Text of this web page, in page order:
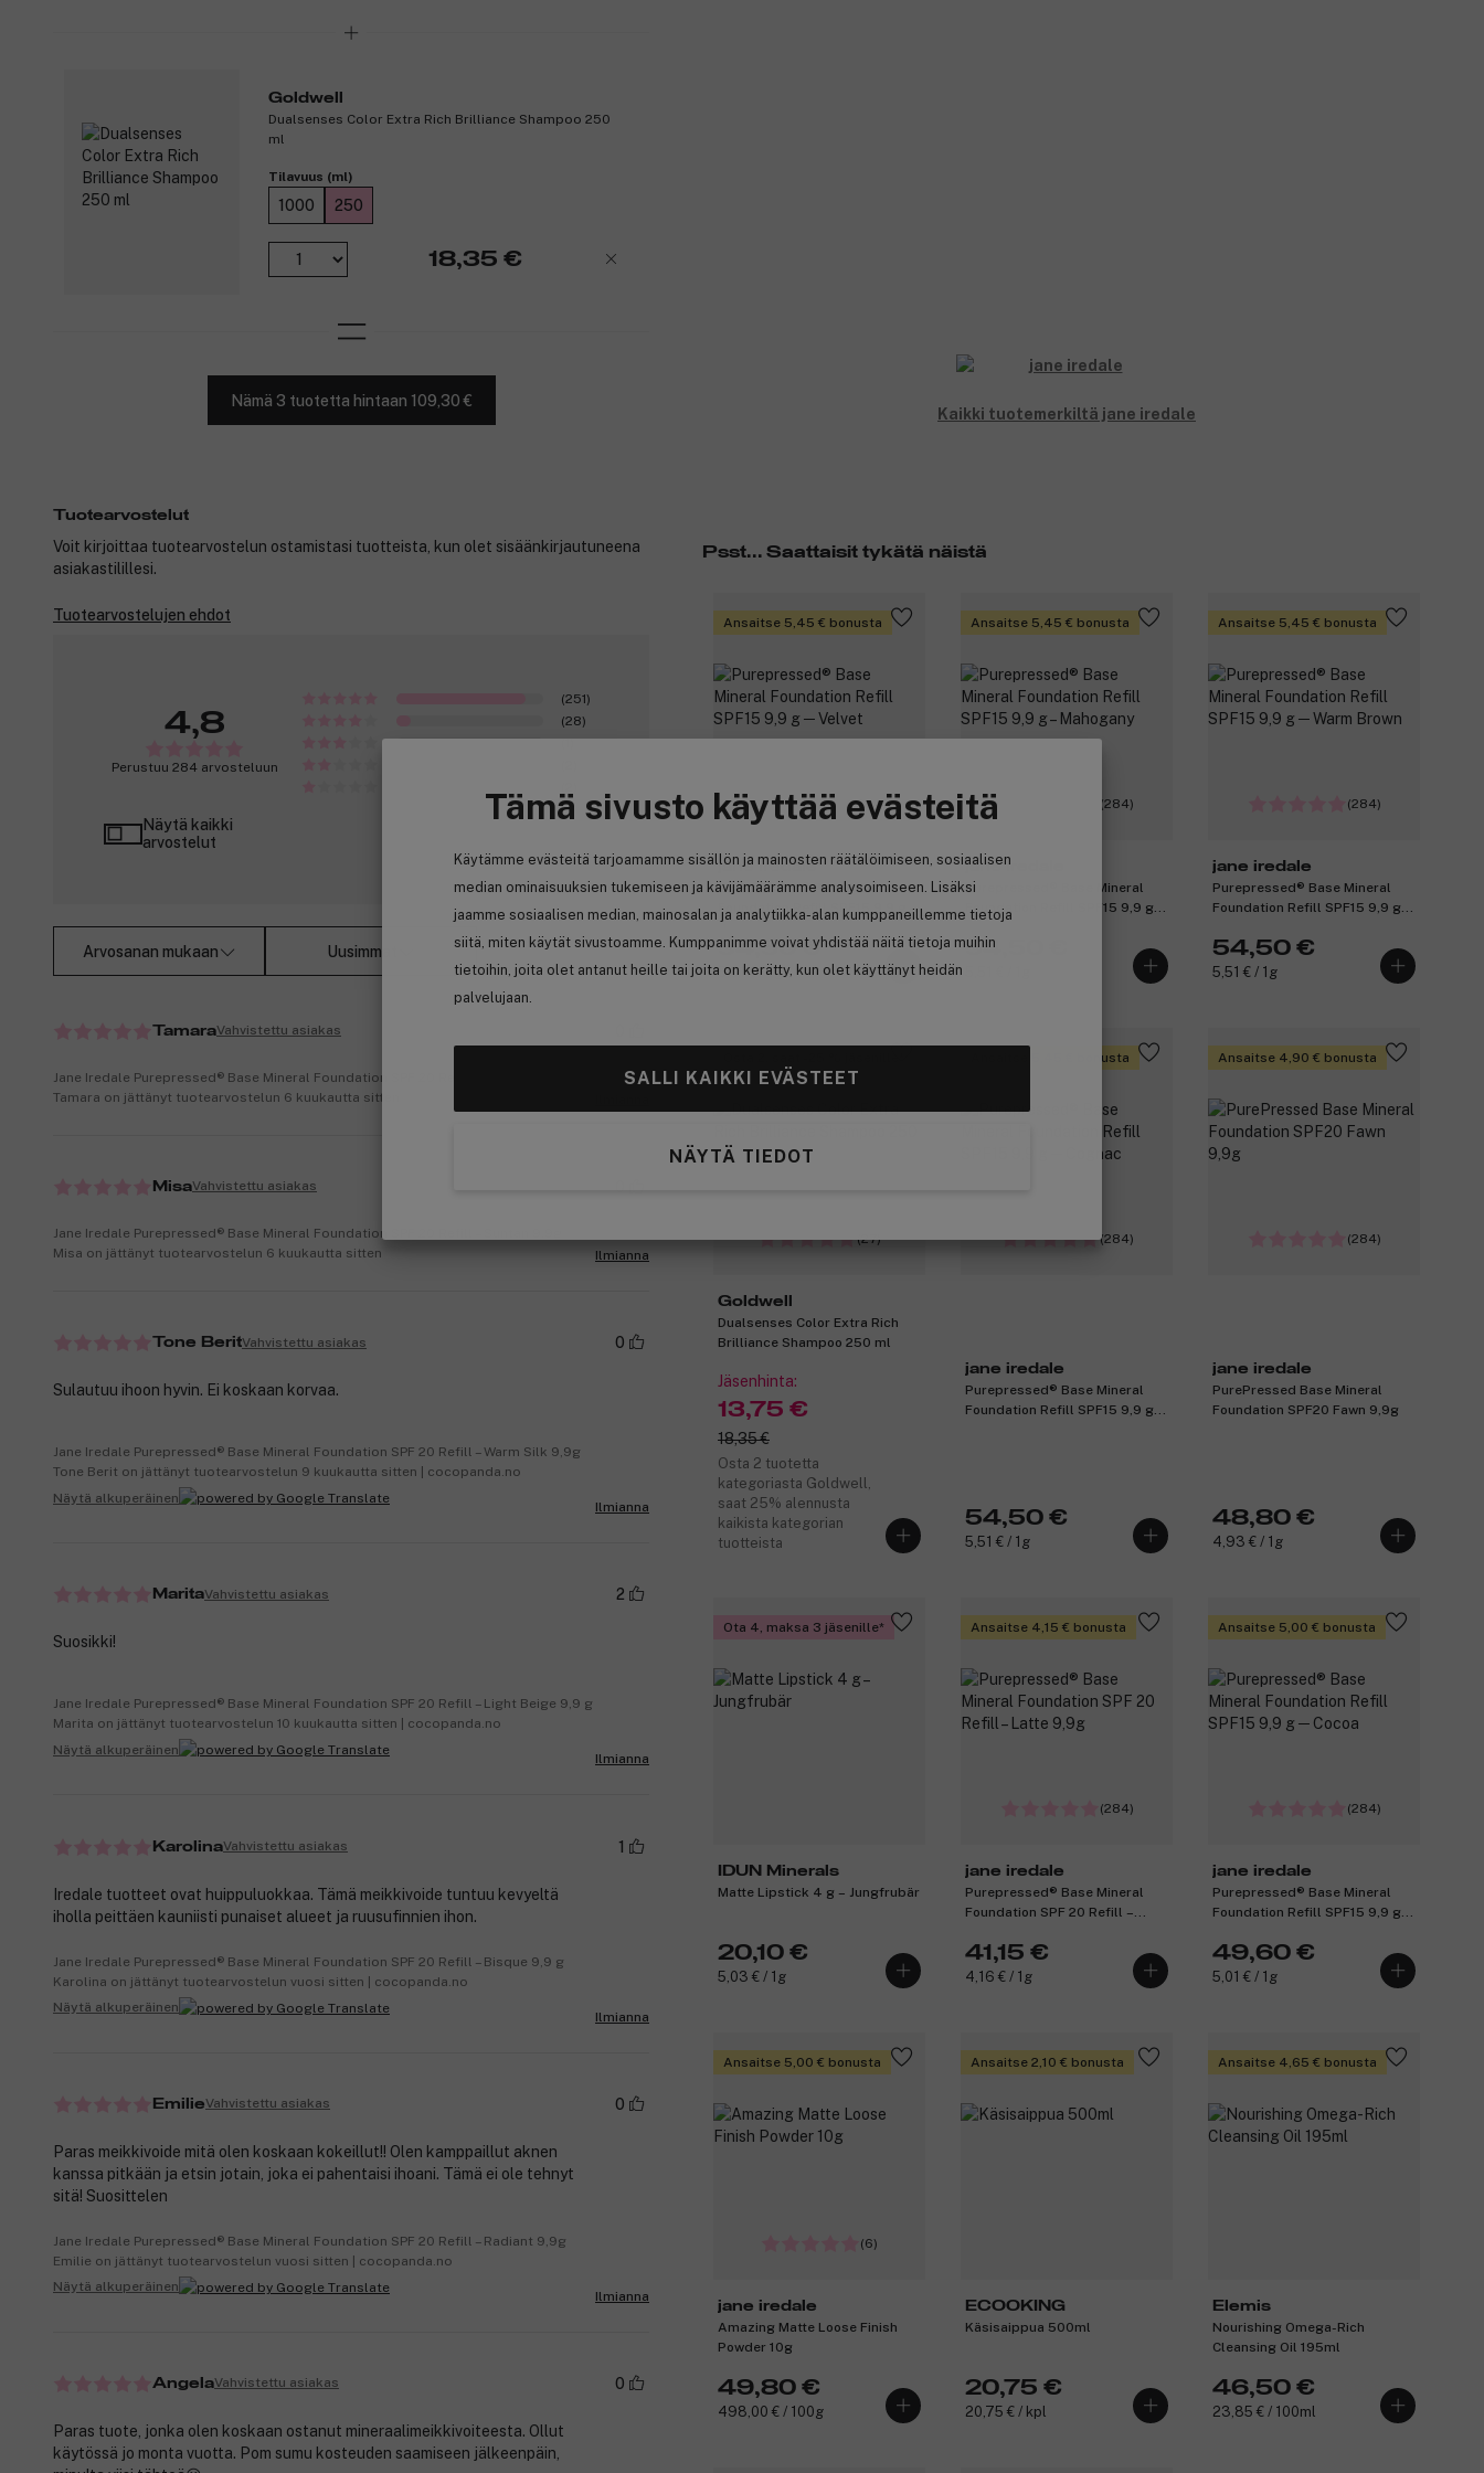
Tämä sivusto käyttää evästeitä
Käytämme evästeitä tarjoamamme sisällön ja mainosten räätälöimiseen, sosiaalisen
median ominaisuuksien tukemiseen ja kävijämäärämme analysoimiseen. Lisäksi
jaamme sosiaalisen median, mainosalan ja analytiikka-alan kumppaneillemme tietoja
siitä, miten käytät sivustoamme. Kumppanimme voivat yhdistää näitä tietoja muihin
tietoihin, joita olet antanut heille tai joita on kerätty, kun olet käyttänyt heidän
palvelujaan.
SALLI KAIKKI EVÄSTEET
NÄYTÄ TIEDOT
Goldwell
Dualsenses Color Extra Rich Brilliance Shampoo 250
ml
Tilavuus (ml)
1000 250
18,35 €
Nämä 3 tuotetta hintaan 109,30 €
Kaikki tuotemerkiltä jane iredale
Psst... Saattaisit tykätä näistä
Ansaitse 5,45 € bonusta
(284)
jane iredale
Purepressed® Base Mineral
Foundation Refill SPF15 9,9 g ─
54,50 €
5,51 € / 1g
Ansaitse 5,45 € bonusta
(284)
jane iredale
Purepressed® Base Mineral
Foundation Refill SPF15 9,9 g –
54,50 €
Ansaitse 5,45 € bonusta
(284)
jane iredale
Purepressed® Base Mineral
Foundation Refill SPF15 9,9 g ─
54,50 €
5,51 € / 1g
(27)
Goldwell
Dualsenses Color Extra Rich
Brilliance Shampoo 250 ml
Jäsenhinta:
13,75 €
18,35 €
Osta 2 tuotetta
kategoriasta Goldwell,
saat 25% alennusta
kaikista kategorian
tuotteista
Ansaitse 5,45 € bonusta
(284)
jane iredale
Purepressed® Base Mineral
Foundation Refill SPF15 9,9 g ─
54,50 €
5,51 € / 1g
Ansaitse 4,90 € bonusta
(284)
jane iredale
PurePressed Base Mineral
Foundation SPF20 Fawn 9,9g
48,80 €
4,93 € / 1g
Ota 4, maksa 3 jäsenille
IDUN Minerals
Matte Lipstick 4 g – Jungfrubär
20,10 €
5,03 € / 1g
Ansaitse 4,15 € bonusta
(284)
jane iredale
Purepressed® Base Mineral
Foundation SPF 20 Refill –
41,15 €
4,16 € / 1g
Ansaitse 5,00 € bonusta
(284)
jane iredale
Purepressed® Base Mineral
Foundation Refill SPF15 9,9 g ─
49,60 €
5,01 € / 1g
Ansaitse 5,00 € bonusta
(6)
jane iredale
Amazing Matte Loose Finish
Powder 10g
49,80 €
498,00 € / 100g
Ansaitse 2,10 € bonusta
ECOOKING
Käsisaippua 500ml
20,75 €
20,75 € / kpl
Ansaitse 4,65 € bonusta
Elemis
Nourishing Omega-Rich
Cleansing Oil 195ml
46,50 €
23,85 € / 100ml
Tuotearvostelut
Voit kirjoittaa tuotearvostelun ostamistasi tuotteista, kun olet sisäänkirjautuneena
asiakastilillesi.
Tuotearvostelujen ehdot
4,8
Perustuu 284 arvosteluun
(251)
(28)
(1)
Näytä kaikki
arvostelut
Arvosanan mukaan Uusimmat
TamaraVahvistettu asiakas
Jane Iredale Purepressed® Base Mineral Foundation SPF 20 Refill – Light Beige 9,9 g
Tamara on jättänyt tuotearvostelun 6 kuukautta sitten
MisaVahvistettu asiakas
Jane Iredale Purepressed® Base Mineral Foundation SPF 20 Refill – Suntan 9,9g
Misa on jättänyt tuotearvostelun 6 kuukautta sitten
Ilmianna
Tone BeritVahvistettu asiakas 0
Sulautuu ihoon hyvin. Ei koskaan korvaa.
Jane Iredale Purepressed® Base Mineral Foundation SPF 20 Refill – Warm Silk 9,9g
Tone Berit on jättänyt tuotearvostelun 9 kuukautta sitten | cocopanda.no
Näytä alkuperäinen
Ilmianna
MaritaVahvistettu asiakas 2
Suosikki!
Jane Iredale Purepressed® Base Mineral Foundation SPF 20 Refill – Light Beige 9,9 g
Marita on jättänyt tuotearvostelun 10 kuukautta sitten | cocopanda.no
Näytä alkuperäinen
Ilmianna
KarolinaVahvistettu asiakas 1
Iredale tuotteet ovat huippuluokkaa. Tämä meikkivoide tuntuu kevyeltä
iholla peittäen kauniisti punaiset alueet ja ruusufinnien ihon.
Jane Iredale Purepressed® Base Mineral Foundation SPF 20 Refill – Bisque 9,9 g
Karolina on jättänyt tuotearvostelun vuosi sitten | cocopanda.no
Näytä alkuperäinen
Ilmianna
EmilieVahvistettu asiakas 0
Paras meikkivoide mitä olen koskaan kokeillut!! Olen kamppaillut aknen
kanssa pitkään ja etsin jotain, joka ei pahentaisi ihoani. Tämä ei ole tehnyt
sitä! Suosittelen
Jane Iredale Purepressed® Base Mineral Foundation SPF 20 Refill – Radiant 9,9g
Emilie on jättänyt tuotearvostelun vuosi sitten | cocopanda.no
Näytä alkuperäinen
Ilmianna
AngelaVahvistettu asiakas 0
Paras tuote, jonka olen koskaan ostanut mineraalimeikkivoiteesta. Ollut
käytössä jo monta vuotta. Pom sumu kosteuden saamiseen jälkeenpäin,